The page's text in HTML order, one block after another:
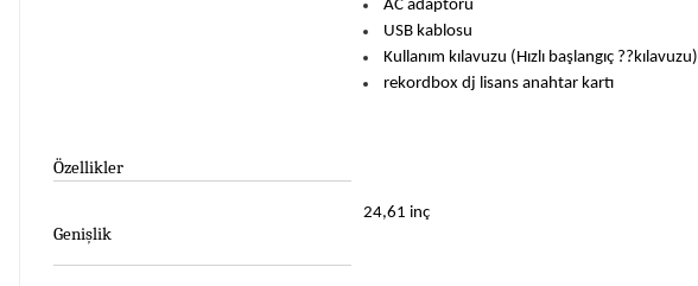
AC adaptörü
USB kablosu
Kullanım kılavuzu (Hızlı başlangıç ??kılavuzu)
rekordbox dj lisans anahtar kartı
Özellikler
Genişlik
24,61 inç